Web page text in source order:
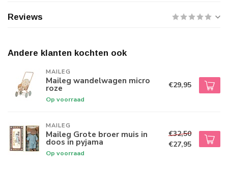
Reviews
Andere klanten kochten ook
MAILEG
Maileg wandelwagen micro
roze
Op voorraad
€29,95
MAILEG
Maileg Grote broer muis in
doos in pyjama
Op voorraad
€32,50
€27,95